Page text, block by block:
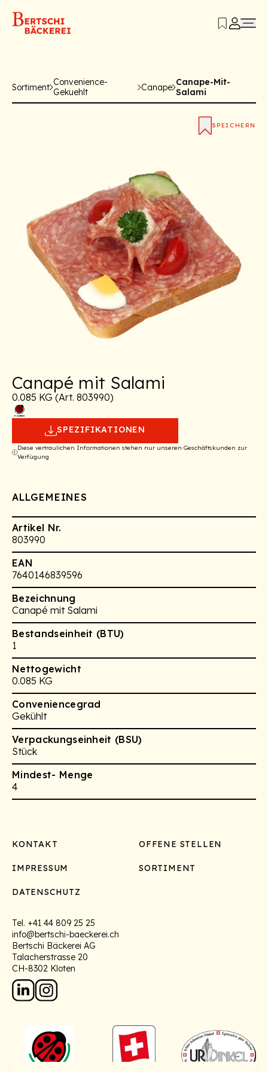
Sortiment Convenience-
Gekuehlt
Canape Canape-Mit-
Salami
SPEICHERN
Canapé mit Salami
0.085 KG (Art. 803990)
SPEZIFIKATIONEN
Diese vertraulichen Informationen stehen nur unseren Geschäftskunden zur
Verfügung
ALLGEMEINES
Artikel Nr.
803990
EAN
7640146839596
Bezeichnung
Canapé mit Salami
Bestandseinheit (BTU)
1
Nettogewicht
0.085 KG
Conveniencegrad
Gekühlt
Verpackungseinheit (BSU)
Stück
Mindest- Menge
4
Footer
KONTAKT OFFENE STELLEN
IMPRESSUM SORTIMENT
DATENSCHUTZ
Tel. +41 44 809 25 25
info@bertschi-baeckerei.ch
Bertschi Bäckerei AG
Talacherstrasse 20
CH-8302 Kloten